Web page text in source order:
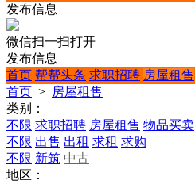
发布信息
微信扫一扫打开
发布信息
首页 帮帮头条 求职招聘 房屋租售
首页 > 房屋租售
类别：
不限 求职招聘 房屋租售 物品买卖
不限 出售 出租 求租 求购
不限 新筑 中古
地区：